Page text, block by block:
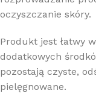
oczyszczanie skóry.
Produkt jest łatwy
dodatkowych
pozostają czyste,
pielęgnowane.